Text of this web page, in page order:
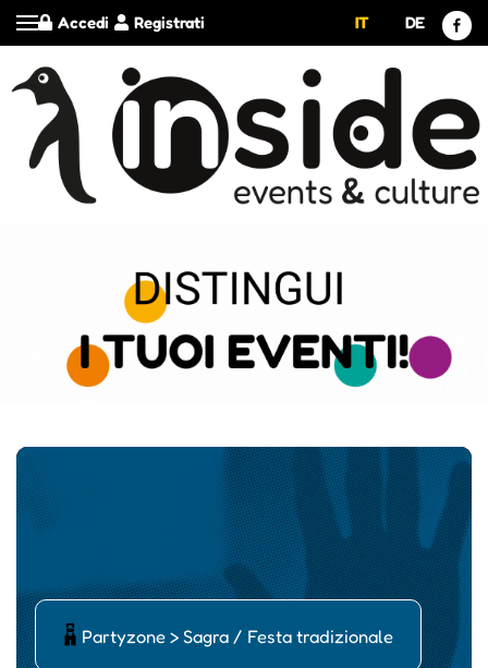
Registrati
Accedi IT DE
Ķ Partyzone > Sagra / Festa tradizionale